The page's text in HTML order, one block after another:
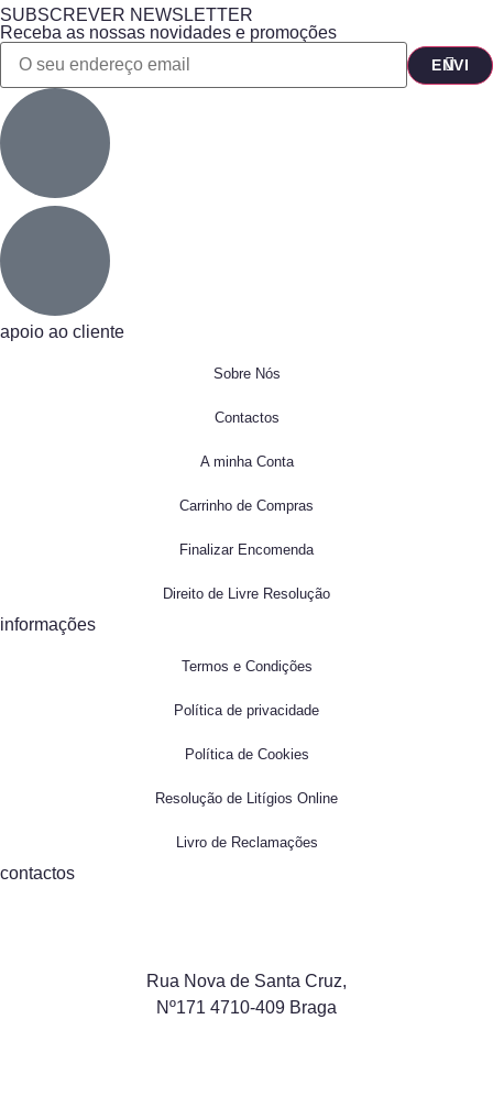
SUBSCREVER NEWSLETTER
Receba as nossas novidades e promoções
apoio ao cliente
Sobre Nós
Contactos
A minha Conta
Carrinho de Compras
Finalizar Encomenda
Direito de Livre Resolução
informações
Termos e Condições
Política de privacidade
Política de Cookies
Resolução de Litígios Online
Livro de Reclamações
contactos
Rua Nova de Santa Cruz,
Nº171 4710-409 Braga